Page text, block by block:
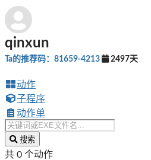
qinxun
Ta的推荐码：81659-4213 2497天
动作
子程序
动作单
搜索
共 0 个动作